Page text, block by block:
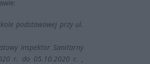
podstawowej przy ul.
Inspektor Sanitarny
r. do 05.10.2020 r. ,